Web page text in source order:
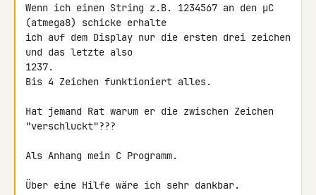
Wenn ich einen String z.B. 1234567 an den µC
(atmega8) schicke erhalte
ich auf dem Display nur die ersten drei zeichen
und das letzte also
1237.
Bis 4 Zeichen funktioniert alles.
Hat jemand Rat warum er die zwischen Zeichen
"verschluckt"???
Als Anhang mein C Programm.
Über eine Hilfe wäre ich sehr dankbar.